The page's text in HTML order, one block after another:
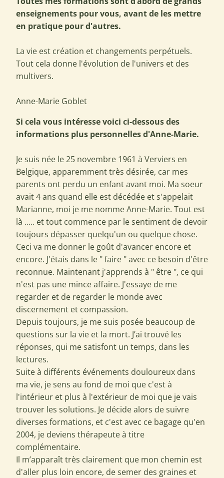
enseignements pour vous, avant de les mettre
en pratique pour d'autres.
La vie est création et changements perpétuels.
Tout cela donne l'évolution de l'univers et des
multivers.
Anne-Marie Goblet
Si cela vous intéresse voici ci-dessous des
informations plus personnelles d'Anne-Marie.
Je suis née le 25 novembre 1961 à Verviers en
Belgique, apparemment très désirée, car mes
parents ont perdu un enfant avant moi. Ma soeur
avait 4 ans quand elle est décédée et s'appelait
Marianne, moi je me nomme Anne-Marie. Tout est
là ..... et tout commence par le sentiment de devoir
toujours dépasser quelqu'un ou quelque chose.
Ceci va me donner le goût d'avancer encore et
encore. J'étais dans le " faire " avec ce besoin d'être
reconnue. Maintenant j'apprends à " être ", ce qui
n'est pas une mince affaire. J'essaye de me
regarder et de regarder le monde avec
discernement et compassion.
Depuis toujours, je me suis posée beaucoup de
questions sur la vie et la mort. J’ai trouvé les
réponses, qui me satisfont un temps, dans les
lectures.
Suite à différents événements douloureux dans
ma vie, je sens au fond de moi que c'est à
l'intérieur et plus à l'extérieur de moi que je vais
trouver les solutions. Je décide alors de suivre
diverses formations, et c'est avec ce bagage qu'en
2004, je deviens thérapeute à titre
complémentaire.
Il m’apparaît très clairement que mon chemin est
d'aller plus loin encore, de semer des graines et